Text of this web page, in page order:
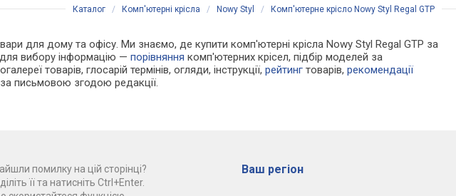
Каталог / Комп'ютерні крісла / Nowy Styl / Комп'ютерне крісло Nowy Styl Regal GTP
для дому та офісу. Ми знаємо, де купити комп'ютерні крісла Nowy Styl Regal GTP за
для вибору інформацію —порівняння комп'ютерних крісел, підбір моделей за
товарів, глосарій термінів, огляди, інструкції,рейтинг товарів,рекомендації
за письмовою згодою редакції.
помилку на цій сторінці?
її та натисніть Ctrl+Enter.
Ваш регіон